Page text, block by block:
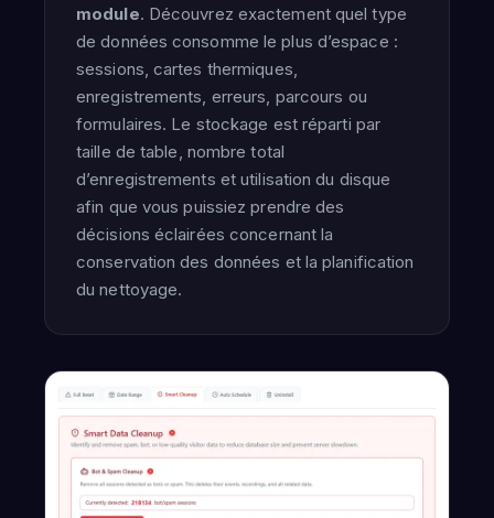
module. Découvrez exactement quel type
de données consomme le plus d’espace :
sessions, cartes thermiques,
enregistrements, erreurs, parcours ou
formulaires. Le stockage est réparti par
taille de table, nombre total
d’enregistrements et utilisation du disque
afin que vous puissiez prendre des
décisions éclairées concernant la
conservation des données et la planification
du nettoyage.